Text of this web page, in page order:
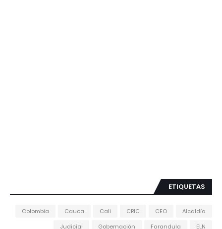
ETIQUETAS
Alcaldía
CEO
CRIC
Cali
Cauca
Colombia
ELN
Farandula
Gobernación
Judicial